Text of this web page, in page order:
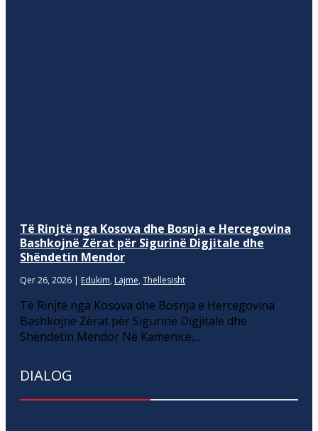
Të Rinjtë nga Kosova dhe Bosnja e Hercegovina
Bashkojnë Zërat për Sigurinë Digjitale dhe
Shëndetin Mendor
Qer 26, 2026 | Edukim, Lajme, Thellesisht
Të Rinjtë nga Kosova dhe Bosnja e Hercegovina
Bashkojnë Zërat për Sigurinë Digjitale dhe
Shëndetin Mendor Në Kamenicë,...
DIALOG